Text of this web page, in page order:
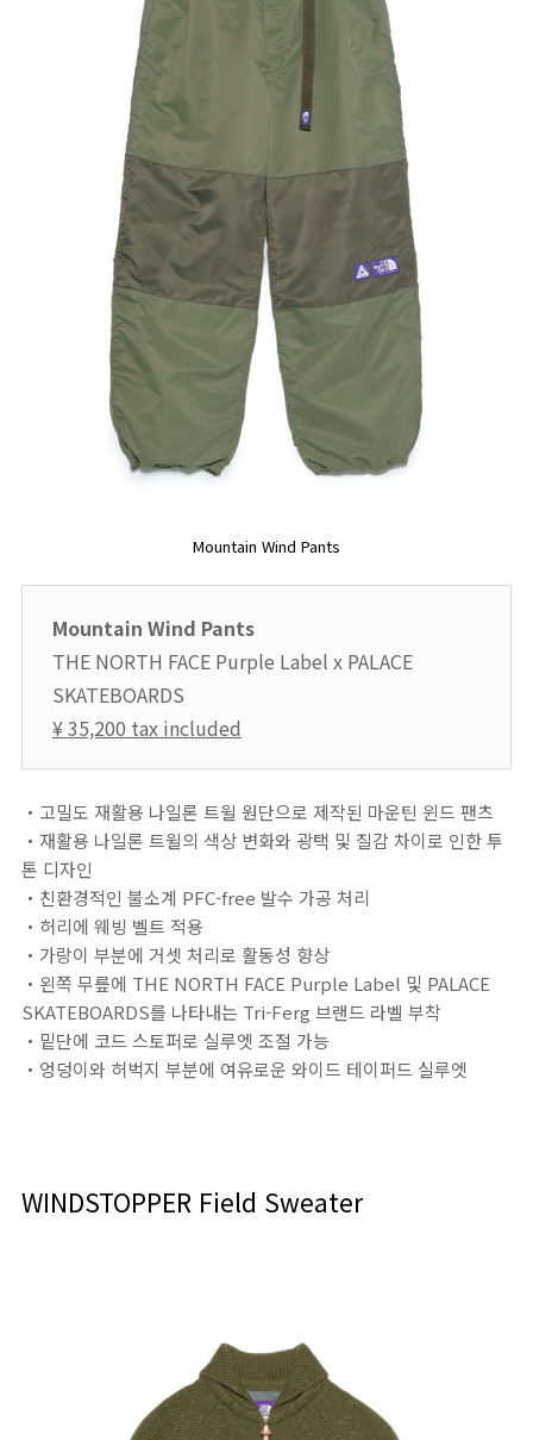
Mountain Wind Pants
Mountain Wind Pants
THE NORTH FACE Purple Label x PALACE
SKATEBOARDS
¥ 35,200 tax included
・고밀도 재활용 나일론 트윌 원단으로 제작된 마운틴 윈드 팬츠
・재활용 나일론 트윌의 색상 변화와 광택 및 질감 차이로 인한 투
톤 디자인
・친환경적인 불소계 PFC-free 발수 가공 처리
・허리에 웨빙 벨트 적용
・가랑이 부분에 거셋 처리로 활동성 향상
・왼쪽 무릎에 THE NORTH FACE Purple Label 및 PALACE
SKATEBOARDS를 나타내는 Tri-Ferg 브랜드 라벨 부착
・밑단에 코드 스토퍼로 실루엣 조절 가능
・엉덩이와 허벅지 부분에 여유로운 와이드 테이퍼드 실루엣
WINDSTOPPER Field Sweater